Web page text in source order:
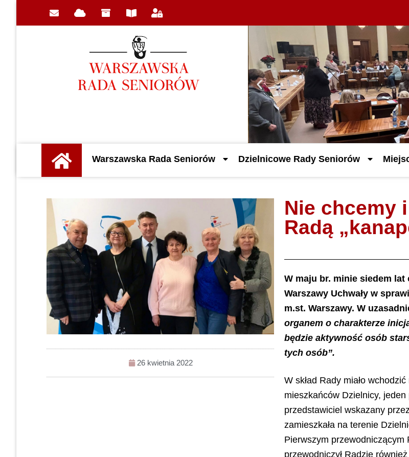
Warszawska Rada Seniorów Dzielnicowe Rady Seniorów
26 kwietnia 2022
Nie chcemy
Radą
W maju br. minie siedem
Warszawy Uchwały w
m.st. Warszawy. W
organem o charakterze
będzie aktywność osób
tych osób”.
W skład Rady miało
mieszkańców Dzielnicy,
przedstawiciel wskazany
zamieszkała na terenie
Pierwszym przewodniczącym
przewodniczył Radzie